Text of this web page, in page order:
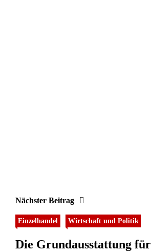
Nächster Beitrag
Einzelhandel Wirtschaft und Politik
Die Grundausstattung für